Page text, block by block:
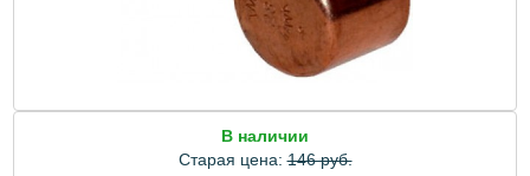
В наличии
Старая цена:146 руб.